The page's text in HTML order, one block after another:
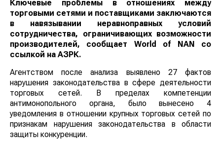
Ключевые проблемы в отношениях между
торговыми сетями и поставщиками заключаются
в навязывании неравноправных условий
сотрудничества, ограничивающих возможности
производителей, сообщает World of NAN
со
ссылкой на АЗРК.
Агентством после анализа выявлено 27 фактов
нарушения законодательства в сфере деятельности
торговых сетей. В пределах компетенции
антимонопольного органа, было вынесено 4
уведомления в отношении крупных торговых сетей по
признакам нарушения законодательства в области
защиты конкуренции.